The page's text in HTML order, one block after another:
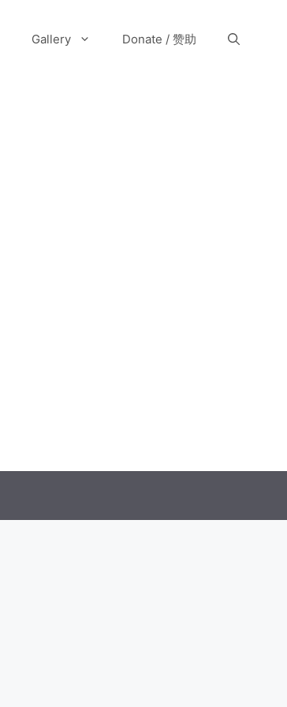
Gallery Donate / 赞助